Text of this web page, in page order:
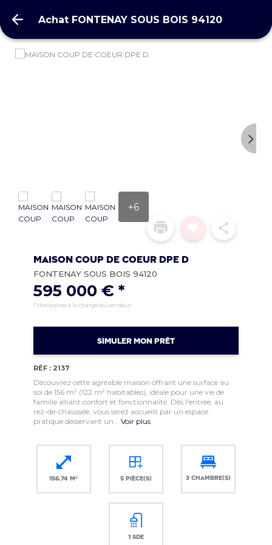
Achat FONTENAY SOUS BOIS 94120
Achat FONTENAY SOUS BOIS 94120
+6
MAISON COUP DE COEUR DPE D
FONTENAY SOUS BOIS 94120
595 000 € *
* Honoraires à la charge du vendeur
SIMULER MON PRÊT
RÉF : 2137
Découvrez cette agréable maison offrant une surface au
sol de 156 m² (122 m² habitables), idéale pour une vie de
famille alliant confort et fonctionnalité. Dès l'entrée, au
rez-de-chaussée, vous serez accueilli par un espace
pratique desservant un...Voir plus
156.74 m² 5 pièce(s) 3 chambre(s)
1 sde